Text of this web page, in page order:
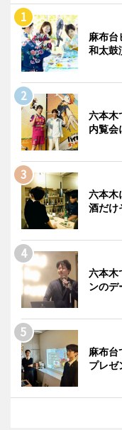
麻布台
和太鼓
六本木
内覧会
六本
酒だけ
六本
ンのデ
麻布
プレゼ